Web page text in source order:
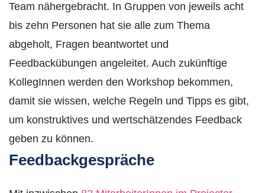
Team nähergebracht. In Gruppen von jeweils acht
bis zehn Personen hat sie alle zum Thema
abgeholt, Fragen beantwortet und
Feedbackübungen angeleitet. Auch zukünftige
KollegInnen werden den Workshop bekommen,
damit sie wissen, welche Regeln und Tipps es gibt,
um konstruktives und wertschätzendes Feedback
geben zu können.
Feedbackgespräche